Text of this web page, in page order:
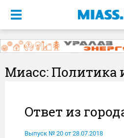
Меню
Миасс: Политика
Ответ из
Выпуск № 20 от 28.07.2018